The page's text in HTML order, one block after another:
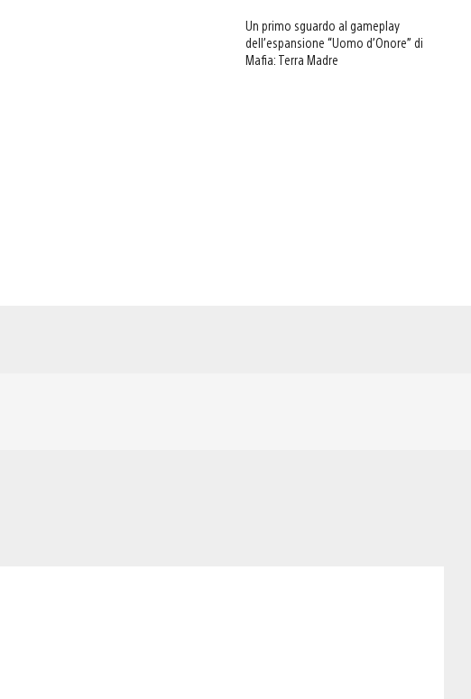
Un primo sguardo al gameplay
dell’espansione “Uomo d’Onore” di
Mafia: Terra Madre